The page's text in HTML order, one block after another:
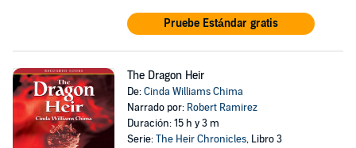
Pruebe Estándar gratis
The Dragon Heir
De:Cinda Williams Chima
Narrado por: Robert Ramirez
Duración: 15 h y 3 m
Serie:The Heir Chronicles, Libro 3